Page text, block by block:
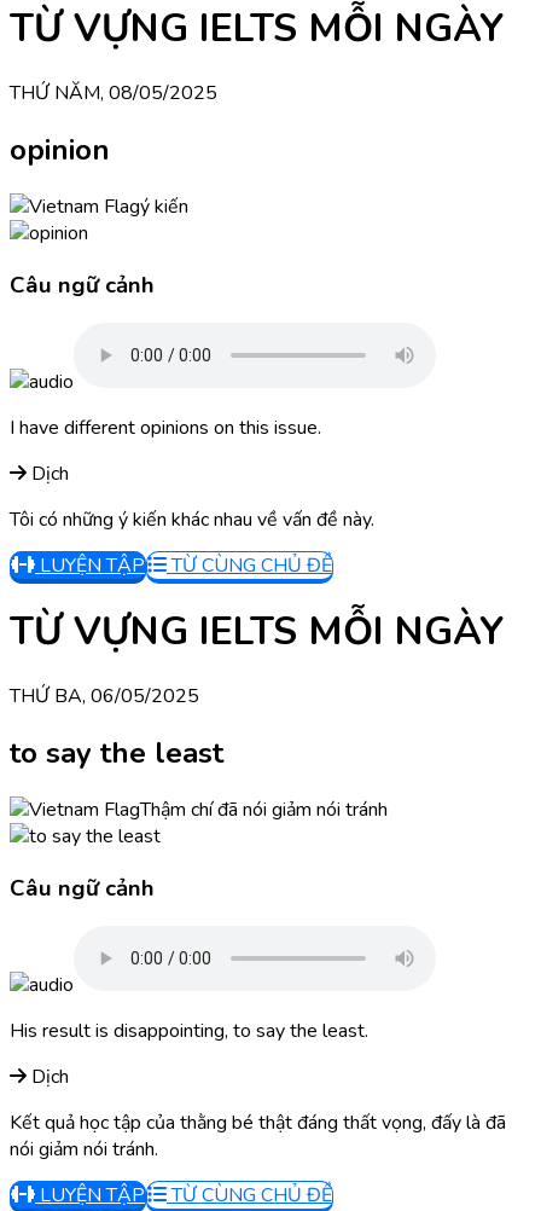
TỪ VỰNG IELTS MỖI NGÀY
THỨ NĂM, 08/05/2025
opinion
ý kiến
Câu ngữ cảnh
I have different opinions on this issue.
Dịch
Tôi có những ý kiến khác nhau về vấn đề này.
LUYỆN TẬP
TỪ CÙNG CHỦ ĐỀ
TỪ VỰNG IELTS MỖI NGÀY
THỨ BA, 06/05/2025
to say the least
Thậm chí đã nói giảm nói tránh
Câu ngữ cảnh
His result is disappointing, to say the least.
Dịch
Kết quả học tập của thằng bé thật đáng thất vọng, đấy là đã
nói giảm nói tránh.
LUYỆN TẬP
TỪ CÙNG CHỦ ĐỀ